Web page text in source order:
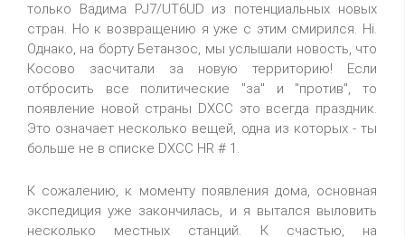
только Вадима PJ7/UT6UD из потенциальных новых
стран. Но к возвращению я уже с этим смирился. Hi.
Однако, на борту Бетанзос, мы услышали новость, что
Косово засчитали за новую территорию! Если
отбросить все политические "за" и "против", то
появление новой страны DXCC это всегда праздник.
Это означает несколько вещей, одна из которых - ты
больше не в списке DXCC HR # 1.
К сожалению, к моменту появления дома, основная
экспедиция уже закончилась, и я вытался выловить
несколько местных станций. К счастью, на